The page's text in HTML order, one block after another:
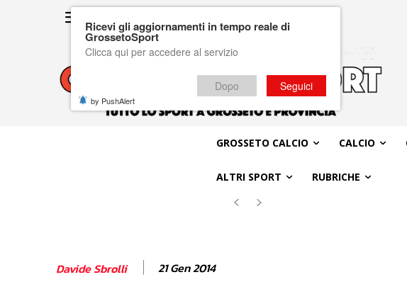
GROSSETO CALCIO CALCIO
ALTRI SPORT RUBRICHE
Davide Sbrolli 21 Gen 2014
Ricevi gli aggiornamenti in tempo reale di
GrossetoSport
Clicca qui per accedere al servizio
Dopo Seguici
by PushAlert